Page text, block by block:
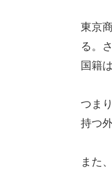
東京
る。
国籍
つま
持つ
また